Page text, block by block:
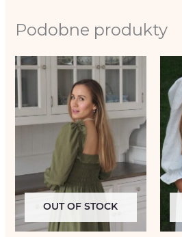
Podobne produkty
OUT OF STOCK